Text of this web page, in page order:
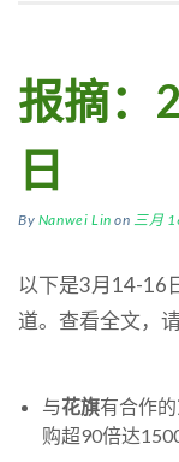
报摘：
日
By Nanwei Lin on 三月
以下是3月14-16
道。查看全文，
与花旗有合作的
购超90倍达